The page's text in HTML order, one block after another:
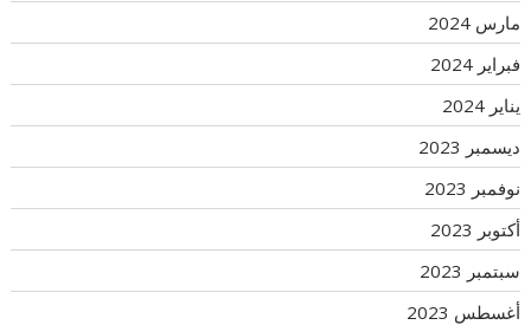
مارس 2024
فبراير 2024
يناير 2024
ديسمبر 2023
نوفمبر 2023
أكتوبر 2023
سبتمبر 2023
أغسطس 2023